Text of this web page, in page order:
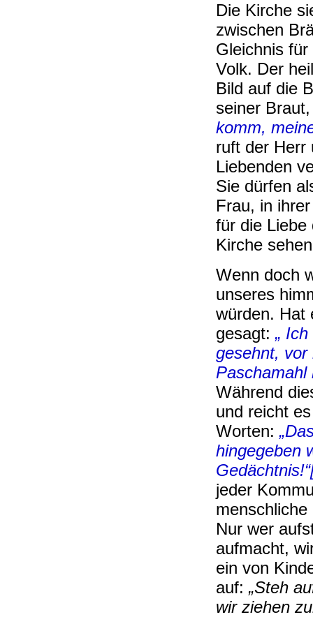
Die Kirche
zwischen
Gleichnis
Volk. Der
Bild auf die
seiner
komm,
ruft der Herr
Liebenden
Sie dürfen
Frau, in
für die Liebe
Kirche
Wenn doch
unseres
würden. Hat
gesagt: „
gesehnt, vor
Paschamahl
Während
und reicht
Worten:
hingegeben
jeder
Nur wer
aufmacht,
ein von
auf: „Steh
wir ziehen